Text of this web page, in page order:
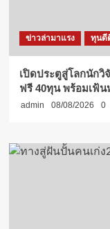
ข่าวล่ามาแรง ทุนดี
เปิดประตูสู่โลกนักวิ
ฟรี 40ทุน พร้อมเฟ้น
admin 08/08/2026 0